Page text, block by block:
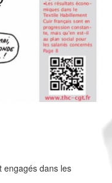
engagés dans les